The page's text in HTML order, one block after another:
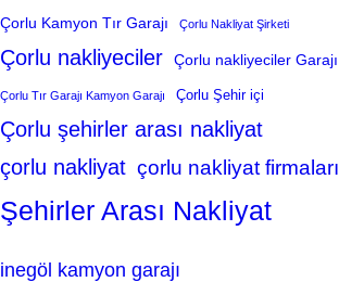
Çorlu Kamyon Tır Garajı Çorlu Nakliyat Şirketi
Çorlu nakliyeciler Çorlu nakliyeciler Garajı
Çorlu Tır Garajı Kamyon Garajı Çorlu Şehir içi
Çorlu şehirler arası nakliyat
çorlu nakliyat çorlu nakliyat firmaları
Şehirler Arası Nakliyat
inegöl kamyon garajı